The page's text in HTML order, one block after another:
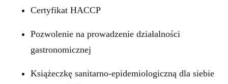
Certyfikat HACCP
Pozwolenie na prowadzenie działalności
gastronomicznej
Książeczkę sanitarno-epidemiologiczną dla siebie